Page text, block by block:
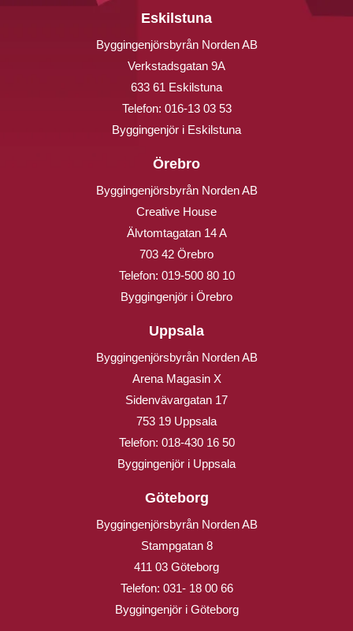
Eskilstuna
Byggingenjörsbyrån Norden AB
Verkstadsgatan 9A
633 61 Eskilstuna
Telefon: 016-13 03 53
Byggingenjör i Eskilstuna
Örebro
Byggingenjörsbyrån Norden AB
Creative House
Älvtomtagatan 14 A
703 42 Örebro
Telefon: 019-500 80 10
Byggingenjör i Örebro
Uppsala
Byggingenjörsbyrån Norden AB
Arena Magasin X
Sidenvävargatan 17
753 19 Uppsala
Telefon: 018-430 16 50
Byggingenjör i Uppsala
Göteborg
Byggingenjörsbyrån Norden AB
Stampgatan 8
411 03 Göteborg
Telefon: 031- 18 00 66
Byggingenjör i Göteborg